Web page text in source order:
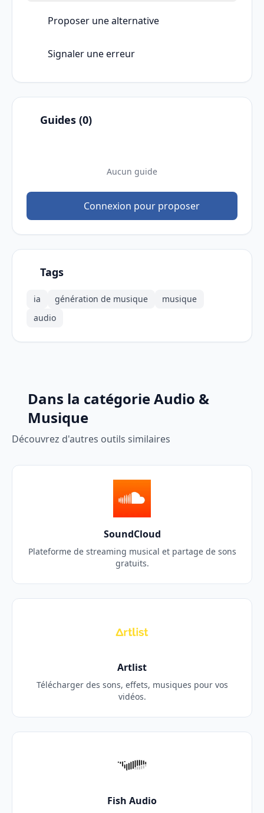
Proposer une alternative
Signaler une erreur
Guides (0)
Aucun guide
Connexion pour proposer
Tags
ia génération de musique
musique
audio
Dans la catégorie Audio &
Musique
Découvrez d'autres outils similaires
SoundCloud
Plateforme de streaming musical et partage de sons
gratuits.
Artlist
Télécharger des sons, effets, musiques pour vos
vidéos.
Fish Audio